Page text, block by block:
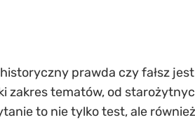
prawda czy fałsz
zakres tematów, od
to nie tylko test, ale